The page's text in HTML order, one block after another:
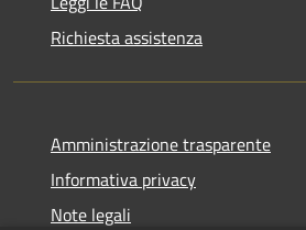
Richiesta assistenza
Amministrazione trasparente
Informativa privacy
Note legali